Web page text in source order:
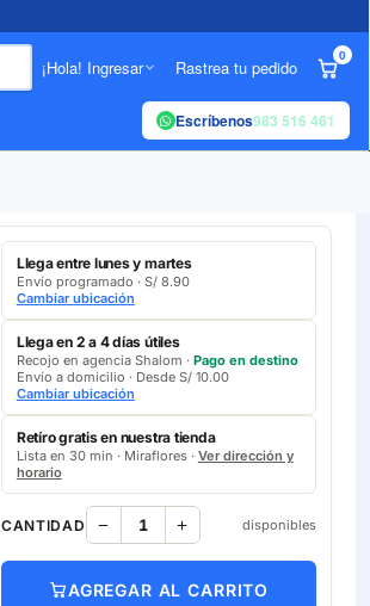
¡Hola! Ingresar Rastrea tu pedido
0
Escríbenos983 516 461
Llega entre lunes y martes
Envío programado · S/ 8.90
Cambiar ubicación
Llega en 2 a 4 días útiles
Recojo en agencia Shalom · Pago en destino
Envío a domicilio · Desde S/ 10.00
Cambiar ubicación
Retíro gratis en nuestra tienda
Lista en 30 min · Miraflores · Ver dirección y
horario
CANTIDAD disponibles
AGREGAR AL CARRITO